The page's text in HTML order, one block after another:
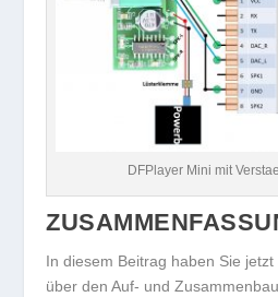
DFPlayer Mini mit
In diesem Beitrag haben Sie
über den Auf- und